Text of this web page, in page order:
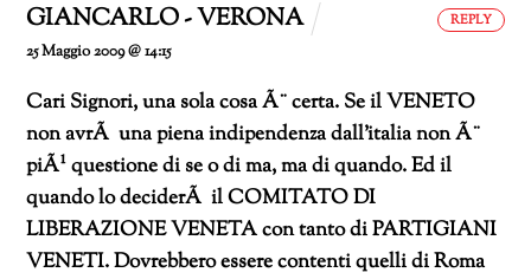
GIANCARLO - VERONA
25 Maggio 2009 @ 14:15
Cari Signori,una sola cosa Ã¨ certa. Se il VENETO
non avrÃ una piena indipendenza dall’italia non Ã¨
piÃ¹ questione di seo di ma, ma di quando. Ed il
quando lo deciderÃ il COMITATO DI
LIBERAZIONE VENETA con tanto di PARTIGIANI
VENETI. Dovrebbero essere contenti quelli di Roma
REPLY